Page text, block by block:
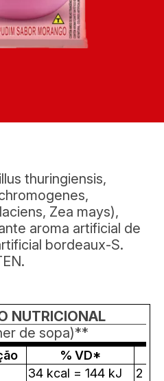
thuringiensis,
Zea mays),
aroma artificial de
bordeaux-S.
NUTRICIONAL
de sopa)**
% VD*
34 kcal = 144 kJ
2